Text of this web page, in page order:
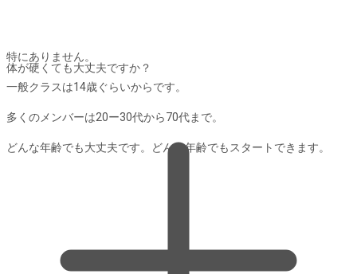
特にありません。
一般クラスは14歳ぐらいからです。
多くのメンバーは20ー30代から70代まで。
どんな年齢でも大丈夫です。どんな年齢でもスタートできます。
体が硬くても大丈夫ですか？